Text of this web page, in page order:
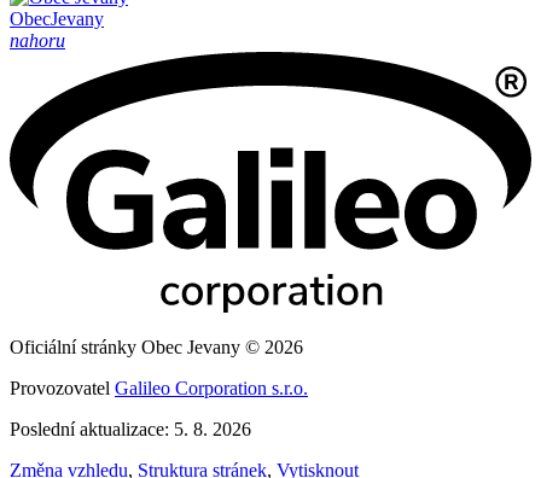
ObecJevany
nahoru
Oficiální stránky Obec Jevany © 2026
Provozovatel Galileo Corporation s.r.o.
Poslední aktualizace: 5. 8. 2026
Změna vzhledu, Struktura stránek, Vytisknout